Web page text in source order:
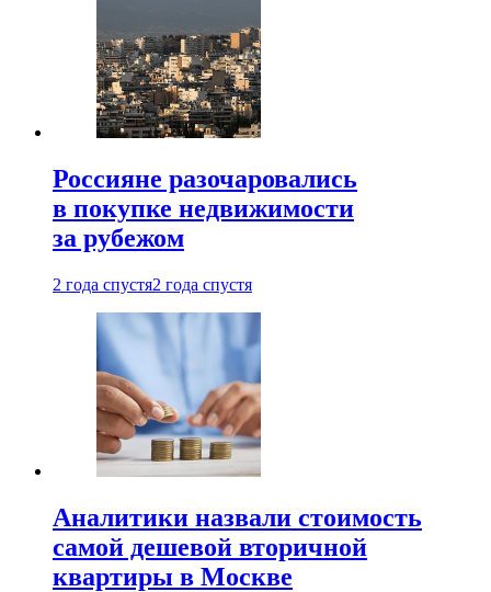
Россияне разочаровались
в покупке недвижимости
за рубежом
2 года спустя2 года спустя
Аналитики назвали стоимость
самой дешевой вторичной
квартиры в Москве